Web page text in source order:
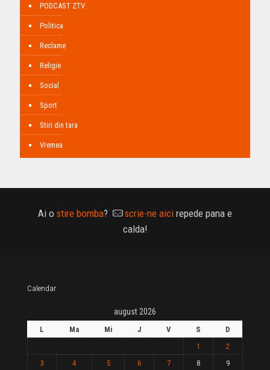
PODCAST ZTV
Politica
Reclame
Religie
Social
Sport
Stiri din tara
Vremea
Ai o stire bomba? scrie-ne aici repede pana e
calda!
Calendar
august 2026
L Ma Mi J V S
D
1
2
3
4 5 6 7 8
9